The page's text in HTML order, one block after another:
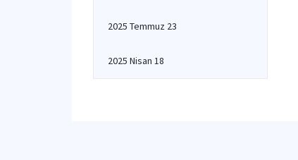
2025 Temmuz 23
2025 Nisan 18